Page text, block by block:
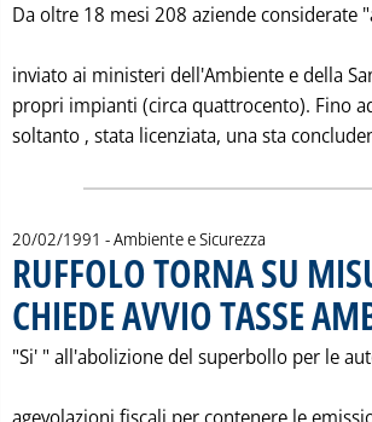
Da oltre 18 mesi 208 aziende considerate
inviato ai ministeri dell'Ambiente e della
propri impianti (circa quattrocento). Fino
soltanto ‚ stata licenziata, una sta
20/02/1991 - Ambiente e Sicurezza
RUFFOLO TORNA SU
CHIEDE AVVIO TASSE
"Si' " all'abolizione del superbollo per le